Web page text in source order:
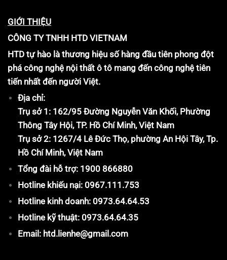
GIỚI THIỆU
CÔNG TY TNHH HTD VIETNAM
HTD tự hào là thương hiệu số hàng đầu tiên phong đột
phá công nghệ nội thất ô tô mang đến công nghệ tiên
tiến nhất đến người Việt.
Địa chỉ:
Trụ sở 1: 162/95 Đường Nguyễn Văn Khối, Phường
Thông Tây Hội, TP. Hồ Chí Minh, Việt Nam
Trụ sở 2: 1267/4 Lê Đức Thọ, phường An Hội Tây, Tp.
Hồ Chí Minh, Việt Nam
Tổng đài hỗ trợ: 1900 866880
Hotline khiếu nại: 0967.111.753
Hotline kinh doanh: 0973.64.64.53
Hotline kỹ thuật: 0973.64.64.35
Email: htd.lienhe@gmail.com